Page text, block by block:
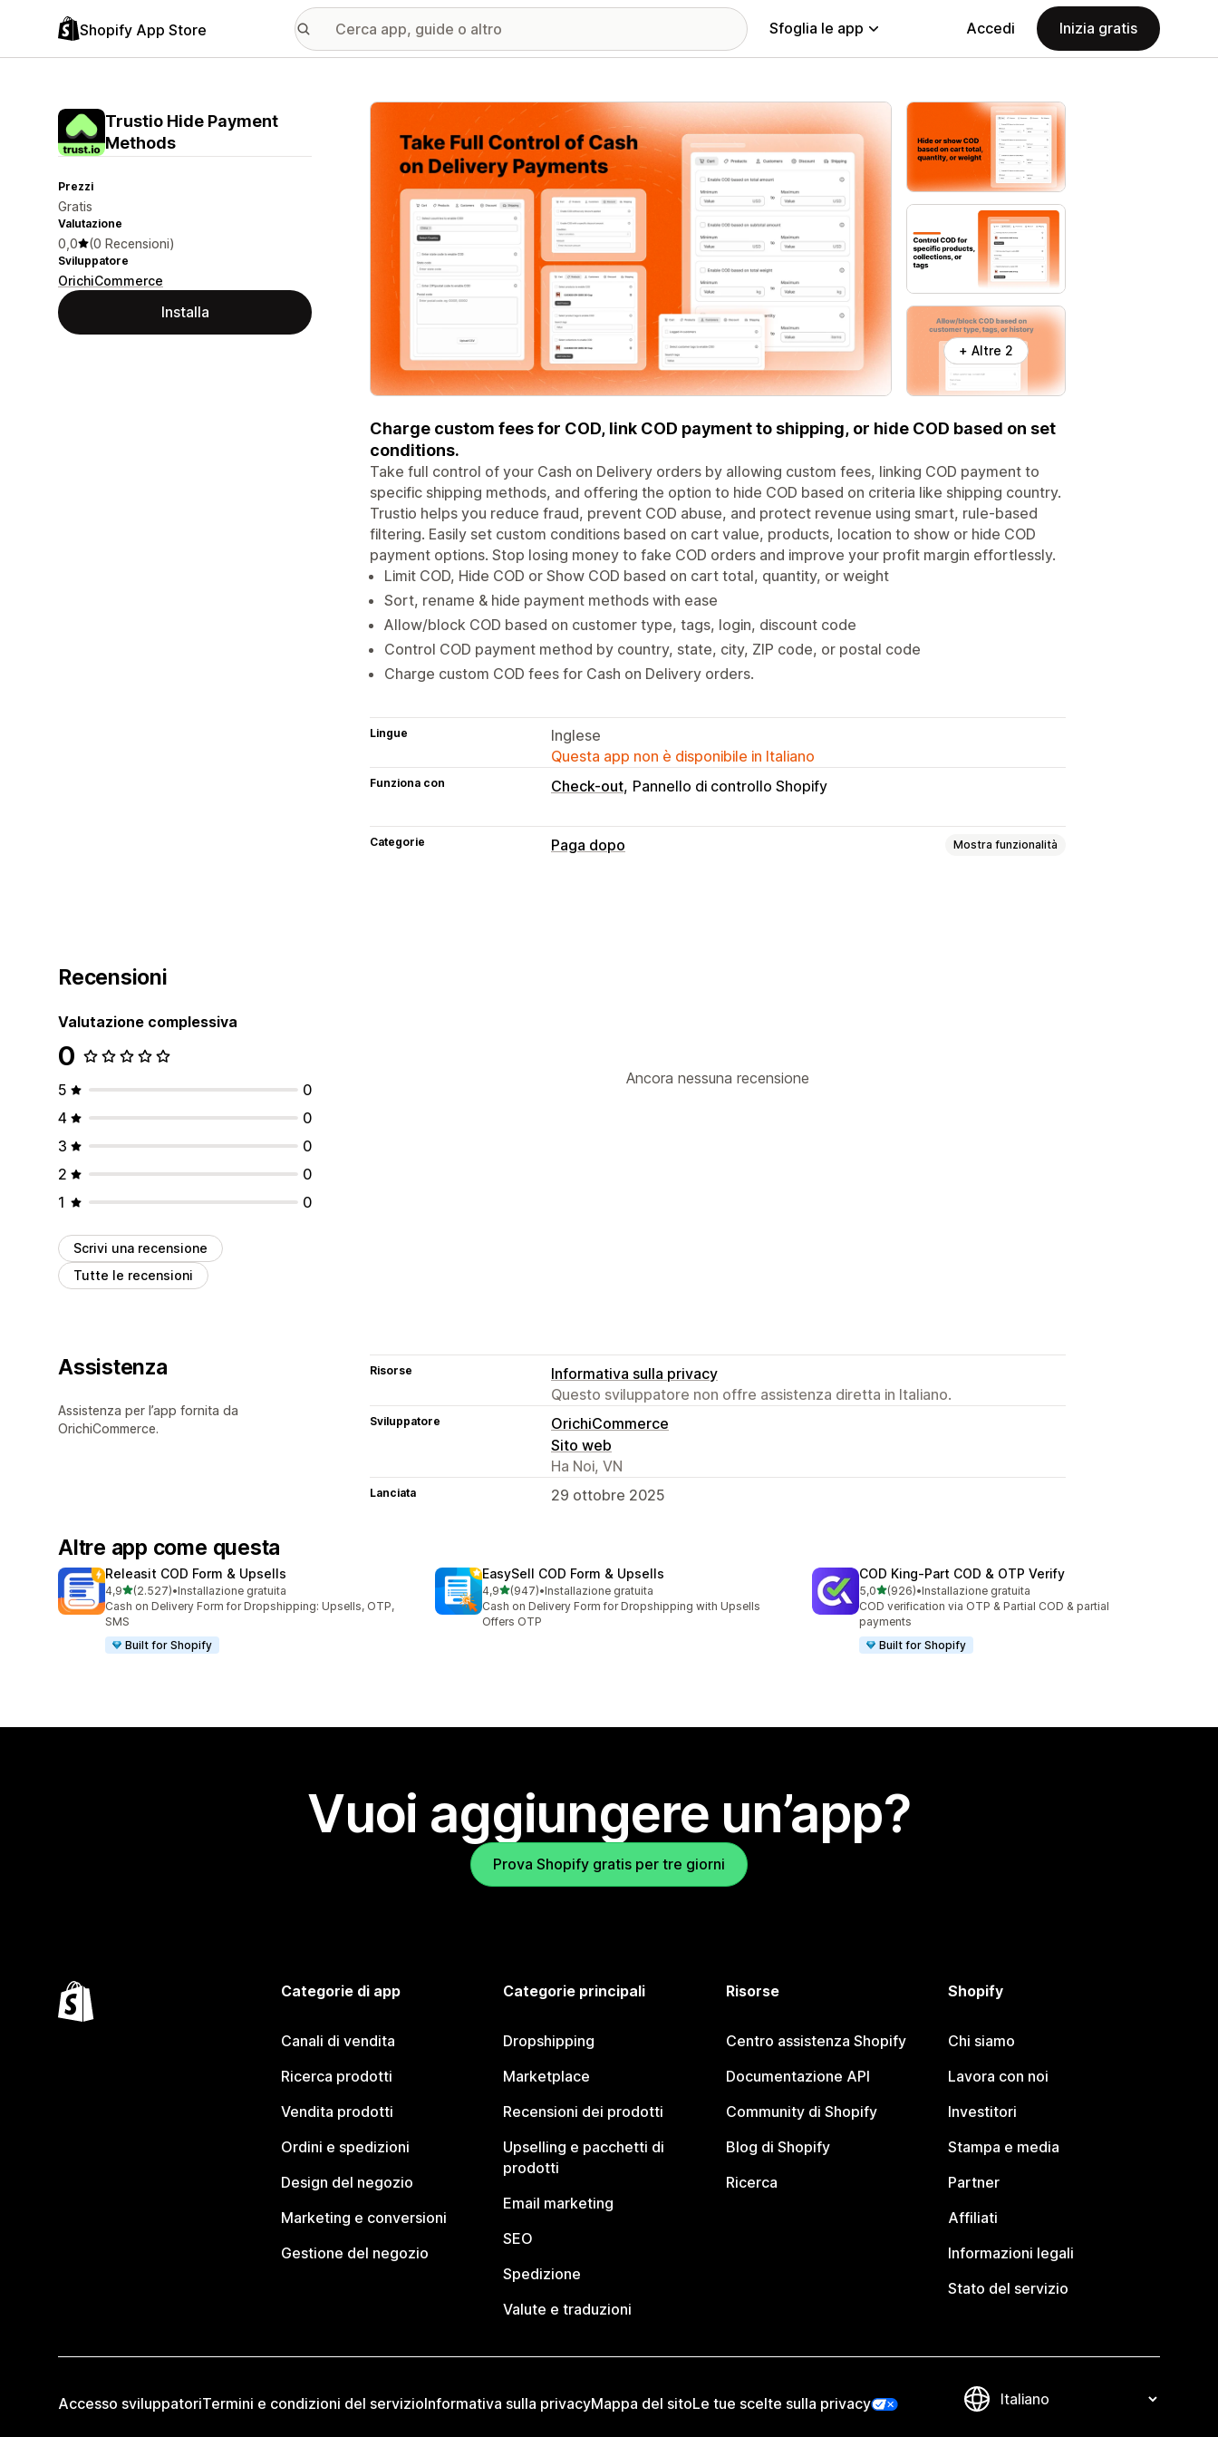
Shopify App Store Sfoglia le app Accedi Inizia gratis
Trustio Hide Payment
Methods
Prezzi
Gratis
Valutazione
0,0 (0 Recensioni)
Sviluppatore
OrichiCommerce
Installa
Galleria immagini in evidenza
+ Altre 2
Charge custom fees for COD, link COD payment to shipping, or hide COD based on set
conditions.
Take full control of your Cash on Delivery orders by allowing custom fees, linking COD payment to
specific shipping methods, and offering the option to hide COD based on criteria like shipping country.
Trustio helps you reduce fraud, prevent COD abuse, and protect revenue using smart, rule-based
filtering. Easily set custom conditions based on cart value, products, location to show or hide COD
payment options. Stop losing money to fake COD orders and improve your profit margin effortlessly.
Limit COD, Hide COD or Show COD based on cart total, quantity, or weight
Sort, rename & hide payment methods with ease
Allow/block COD based on customer type, tags, login, discount code
Control COD payment method by country, state, city, ZIP code, or postal code
Charge custom COD fees for Cash on Delivery orders.
Lingue
Inglese
Questa app non è disponibile in Italiano
Funziona con Check-out Pannello di controllo Shopify
Categorie Paga dopo Mostra funzionalità
Recensioni
Valutazione complessiva
0
5
0
4
0
3
0
2
0
1
0
Scrivi una recensione
Tutte le recensioni
Ancora nessuna recensione
Assistenza
Assistenza per l’app fornita da
OrichiCommerce.
Risorse
Informativa sulla privacy
Questo sviluppatore non offre assistenza diretta in Italiano.
Sviluppatore
OrichiCommerce
Sito web
Ha Noi, VN
Lanciata 29 ottobre 2025
Altre app come questa
Releasit COD Form & Upsells
4,9stelle su 5
(2.527)
2527 recensioni totali
•Installazione gratuita
Cash on Delivery Form for Dropshipping: Upsells, OTP,
SMS
Built for Shopify
EasySell COD Form & Upsells
4,9stelle su 5
(947)
947 recensioni totali
•Installazione gratuita
Cash on Delivery Form for Dropshipping with Upsells
Offers OTP
COD King‑Part COD & OTP Verify
5,0stelle su 5
(926)
926 recensioni totali
•Installazione gratuita
COD verification via OTP & Partial COD & partial
payments
Built for Shopify
Vuoi aggiungere un’app?
Prova Shopify gratis per tre giorni
Categorie di app
Canali di vendita
Ricerca prodotti
Vendita prodotti
Ordini e spedizioni
Design del negozio
Marketing e conversioni
Gestione del negozio
Categorie principali
Dropshipping
Marketplace
Recensioni dei prodotti
Upselling e pacchetti di
prodotti
Email marketing
SEO
Spedizione
Valute e traduzioni
Risorse
Centro assistenza Shopify
Documentazione API
Community di Shopify
Blog di Shopify
Ricerca
Shopify
Chi siamo
Lavora con noi
Investitori
Stampa e media
Partner
Affiliati
Informazioni legali
Stato del servizio
Accesso sviluppatoriTermini e condizioni del servizioInformativa sulla privacyMappa del sitoLe tue scelte sulla privacy